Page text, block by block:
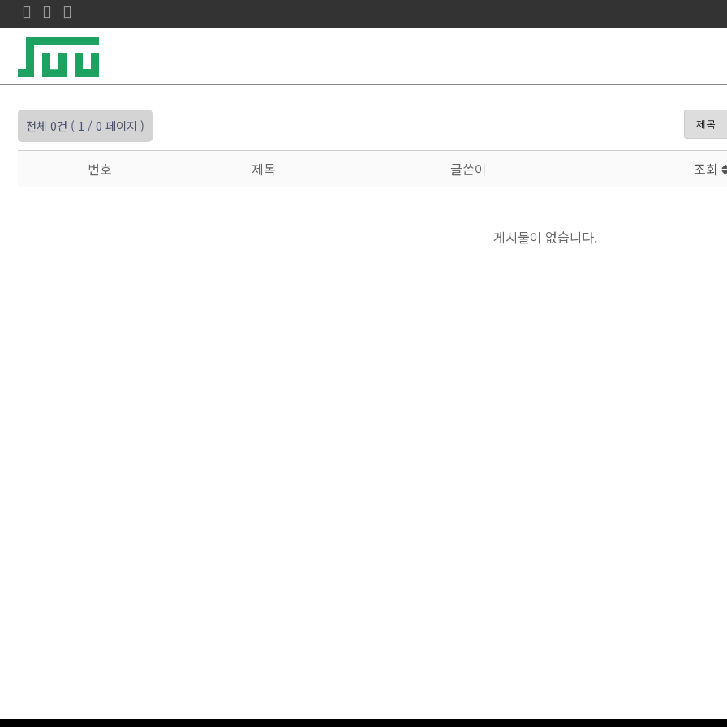
전체 0건 ( 1 / 0 페이지 )
번호 제목 글쓴이 조회
게시물이 없습니다.